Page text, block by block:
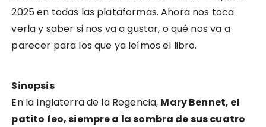
2025 en todas las plataformas. Ahora nos toca
verla y saber si nos va a gustar, o qué nos va a
parecer para los que ya leímos el libro.
Sinopsis
En la Inglaterra de la Regencia, Mary Bennet, el
patito feo, siempre a la sombra de sus cuatro